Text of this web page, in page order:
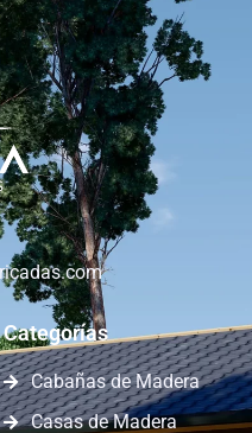
Categorías
Cabañas de Madera
Casas de Madera